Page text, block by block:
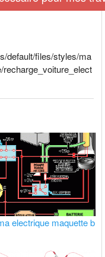
default/files/styles/ma
electrique maquette b